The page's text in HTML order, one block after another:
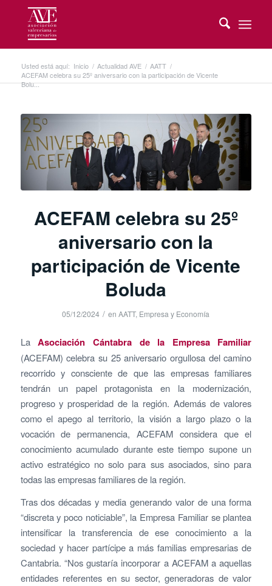
Usted está aquí: Inicio / Actualidad AVE / AATT /
ACEFAM celebra su 25º aniversario con la participación de Vicente
Bolu...
ACEFAM celebra su 25º
aniversario con la
participación de Vicente
Boluda
05/12/2024 / enAATT, Empresa y Economía
LaAsociación Cántabra de la Empresa Familiar
(ACEFAM) celebra su 25 aniversario orgullosa del camino
recorrido y consciente de que las empresas familiares
tendrán un papel protagonista en la modernización,
progreso y prosperidad de la región. Además de valores
como el apego al territorio, la visión a largo plazo o la
vocación de permanencia, ACEFAM considera que el
conocimiento acumulado durante este tiempo supone un
activo estratégico no solo para sus asociados, sino para
todas las empresas familiares de la región.
Tras dos décadas y media generando valor de una forma
“discreta y poco noticiable”, la Empresa Familiar se plantea
intensificar la transferencia de ese conocimiento a la
sociedad y hacer partícipe a más familias empresarias de
Cantabria. “Nos gustaría incorporar a ACEFAM a aquellas
entidades referentes en su sector, generadoras de valor